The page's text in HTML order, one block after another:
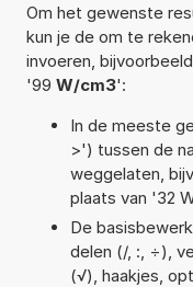
Om het gewenste
kun je de om te
invoeren,
'99 W/cm3':
In de meeste
>') tussen de
weggelaten,
plaats van '32
De
delen (/, :, ÷),
(√), haakjes,